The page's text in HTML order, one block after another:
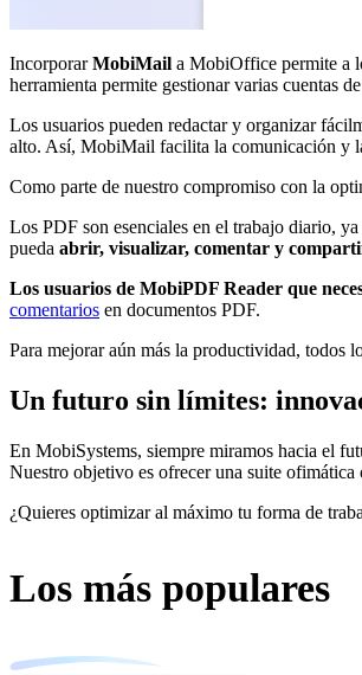
IncorporarMobiMail a MobiOffice permite a
herramienta permite gestionar varias cuentas
Los usuarios pueden redactar y organizar
alto. Así, MobiMail facilita la comunicación y
Como parte de nuestro compromiso con la
Los PDF son esenciales en el trabajo diario,
pueda abrir, visualizar, comentar y
Los usuarios de MobiPDF Reader que
comentarios en documentos PDF.
Para mejorar aún más la productividad, todos
Un futuro sin límites:
En MobiSystems, siempre miramos hacia el
Nuestro objetivo es ofrecer una suite
¿Quieres optimizar al máximo tu forma de
Los más populares